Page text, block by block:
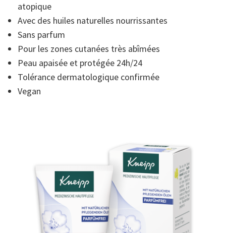
de
la
note
moyenne.
Read
4
Lien
la
atopique
Avec des huiles naturelles nourrissantes
Sans parfum
Pour les zones cutanées très abîmées
Peau apaisée et protégée 24h/24
Tolérance dermatologique confirmée
Vegan